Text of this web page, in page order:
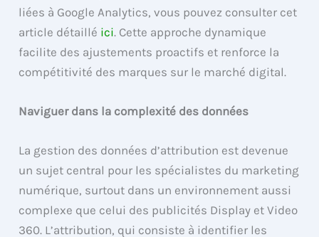
liées à Google Analytics, vous pouvez consulter cet
article détaillé ici. Cette approche dynamique
facilite des ajustements proactifs et renforce la
compétitivité des marques sur le marché digital.
Naviguer dans la complexité des données
La gestion des données d’attribution est devenue
un sujet central pour les spécialistes du marketing
numérique, surtout dans un environnement aussi
complexe que celui des publicités Display et Video
360. L’attribution, qui consiste à identifier les